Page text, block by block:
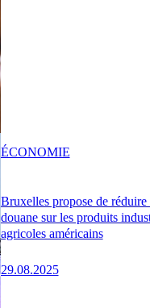
Bruxelles propose de réduire
douane sur les produits
agricoles américains
29.08.2025
ÉCONOMIE